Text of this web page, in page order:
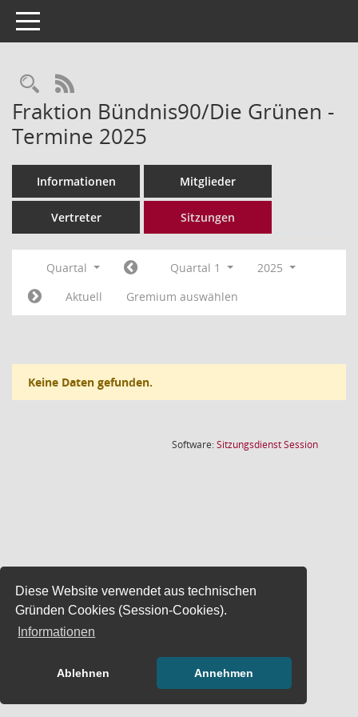
Diese Website verwendet aus technischen
Gründen Cookies (Session-Cookies).
Informationen
Ablehnen Annehmen
Toggle navigation
Rechercheauswahl
RSS-Feed
Fraktion Bündnis90/Die Grünen -
Termine 2025
Informationen Mitglieder
Vertreter Sitzungen
Quartal Quartal 1
2025
Aktuell
Gremium auswählen
Keine Daten gefunden.
Software:SitzungsdienstSession(Wird in